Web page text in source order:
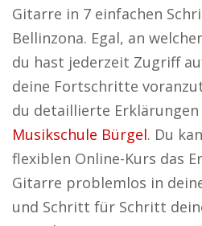
Gitarre in 7 einfachen
Bellinzona. Egal, an
du hast jederzeit Zugriff
deine Fortschritte
du detaillierte
Musikschule Bürgel. Du
flexiblen Online-Kurs das
Gitarre problemlos in
und Schritt für Schritt